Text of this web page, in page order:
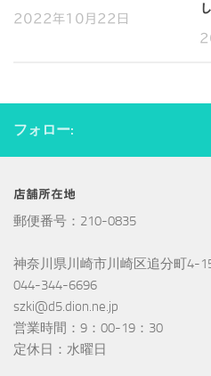
2022年10月22日
フォロー:
店舗所在地
郵便番号：210-0835
神奈川県川崎市川崎区追分町4-
044-344-6696
szki@d5.dion.ne.jp
営業時間：9：00-19：30
定休日：水曜日